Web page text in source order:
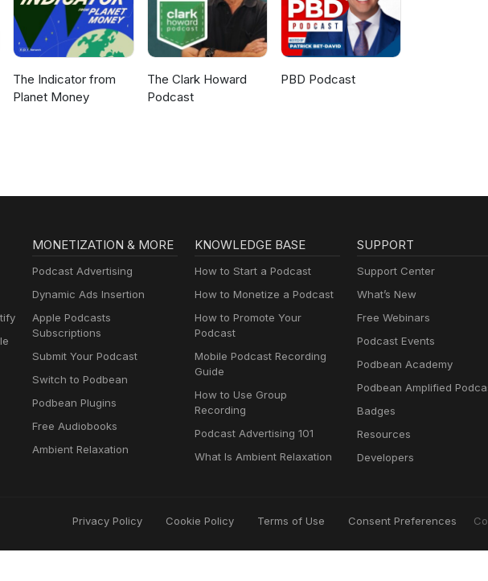
The Indicator from
Planet Money
The Clark Howard
Podcast
PBD Podcast
MONETIZATION & MORE
Podcast Advertising
Dynamic Ads Insertion
Apple Podcasts
Subscriptions
Submit Your Podcast
Switch to Podbean
Podbean Plugins
Free Audiobooks
Ambient Relaxation
KNOWLEDGE BASE
How to Start a Podcast
How to Monetize a Podcast
How to Promote Your
Podcast
Mobile Podcast Recording
Guide
How to Use Group
Recording
Podcast Advertising 101
What Is Ambient Relaxation
SUPPORT
Support Center
What’s New
Free Webinars
Podcast Events
Podbean Academy
Podbean Amplified
Badges
Resources
Developers
Privacy Policy Cookie Policy Terms of Use Consent Preferences